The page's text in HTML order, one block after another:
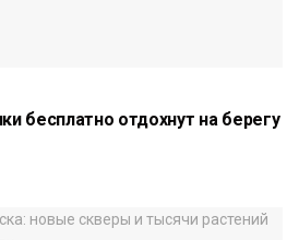
бесплатно отдохнут на берегу